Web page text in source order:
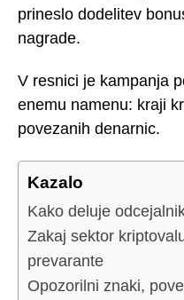
prineslo dodelitev
nagrade.
V resnici je kampanja
enemu namenu: kraji
povezanih denarnic.
Kazalo
Kako deluje
Zakaj sektor
prevarante
Opozorilni znaki,